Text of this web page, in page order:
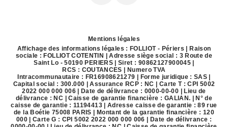
Mentions légales
Affichage des informations légales : FOLLIOT - Périers | Raison
sociale : FOLLIOT COTENTIN | Adresse siège social : 3 Route de
Saint Lo - 50190 PERIERS | Siret : 90862127900045 |
RCS : COUTANCES | Numero TVA
Intracommunautaire : FR16908621279 | Forme juridique : SAS |
Capital social : 300.000 | Assurance RCP : NC | Carte T : CPI 5002
2022 000 000 006 | Date de délivrance : 0000-00-00 | Lieu de
délivrance : NC | Caisse de garantie financière : GALIAN. | N° de
caisse de garantie : 11194413 | Adresse caisse de garantie : 89 rue
de la Boétie 75008 PARIS | Montant de la garantie financière : 120
000 | Carte G : CPI 5002 2022 000 000 006 | Date de délivrance :